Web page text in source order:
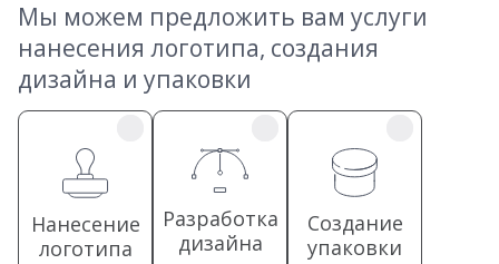
Мы можем предложить вам услуги
нанесения логотипа, создания
дизайна и упаковки
Нанесение
логотипа
Разработка
дизайна
Создание
упаковки